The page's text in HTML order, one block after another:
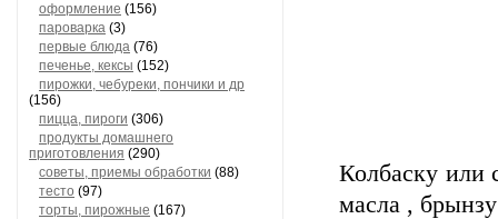
оформление (156)
пароварка (3)
первые блюда (76)
печенье, кексы (152)
пирожки, чебуреки, пончики и др
(156)
пицца, пироги (306)
продукты домашнего
приготовления (290)
советы, приемы обработки (88)
тесто (97)
торты, пирожные (167)
Колбаску или
масла ,